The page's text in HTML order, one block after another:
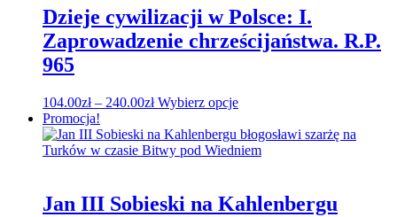
można
wybrać
na
Dzieje cywilizacji w Polsce: I.
Zaprowadzenie chrześcijaństwa. R.P.
965
104.00zł – 240.00złZakres
od
104.00zł
Wybierz opcjeTen
ma
wiele
można
wybrać
Promocja!
Jan III Sobieski na Kahlenbergu